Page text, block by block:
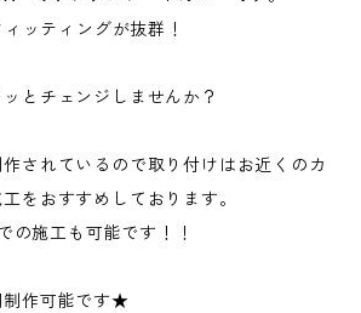
ッティングが抜群！
とチェンジしませんか？
されているので取り付けはお近くのカ
をおすすめしております。
の施工も可能です！！
作可能です★